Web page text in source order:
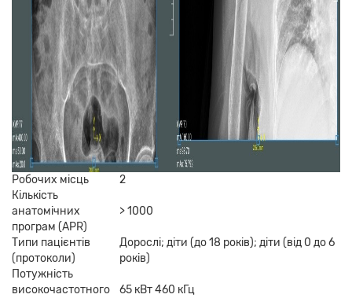
Робочих місць
2
Кількість
анатомічних
програм (APR)
> 1000
Типи пацієнтів
(протоколи)
Дорослі; діти (до 18 років); діти (від 0 до 6
років)
Потужність
високочастотного
65 кВт 460 кГц